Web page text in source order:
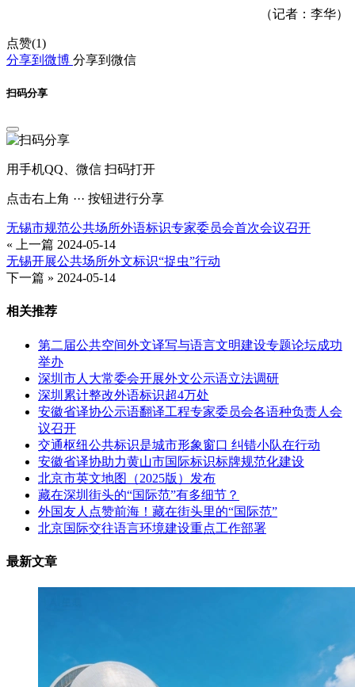
（记者：李华）
点赞(1)
分享到微博 分享到微信
扫码分享
用手机QQ、微信 扫码打开
点击右上角 ··· 按钮进行分享
无锡市规范公共场所外语标识专家委员会首次会议召开
« 上一篇 2024-05-14
无锡开展公共场所外文标识“捉虫”行动
下一篇 » 2024-05-14
相关推荐
第二届公共空间外文译写与语言文明建设专题论坛成功
举办
深圳市人大常委会开展外文公示语立法调研
深圳累计整改外语标识超4万处
安徽省译协公示语翻译工程专家委员会各语种负责人会
议召开
交通枢纽公共标识是城市形象窗口 纠错小队在行动
安徽省译协助力黄山市国际标识标牌规范化建设
北京市英文地图（2025版）发布
藏在深圳街头的“国际范”有多细节？
外国友人点赞前海！藏在街头里的“国际范”
北京国际交往语言环境建设重点工作部署
最新文章